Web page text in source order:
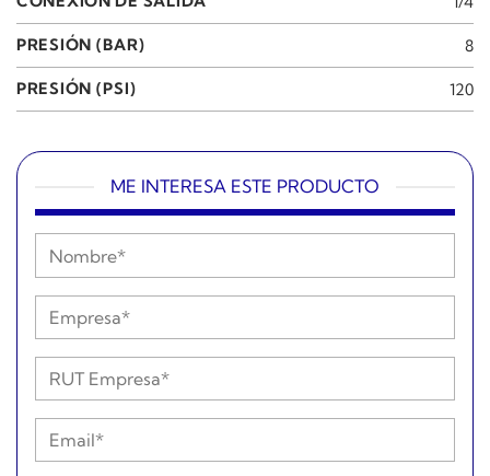
PRESIÓN (BAR) 8
PRESIÓN (PSI) 120
ME INTERESA ESTE PRODUCTO